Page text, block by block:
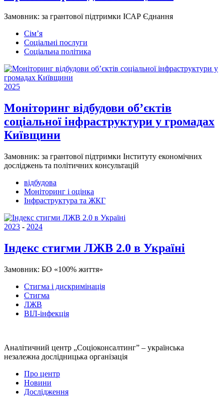
Замовник: за грантової підтримки ІСАР Єднання
Сім’я
Соціальні послуги
Соціальна політика
2025
Моніторинг відбудови об’єктів
соціальної інфраструктури у громадах
Київщини
Замовник: за грантової підтримки Інституту економічних
досліджень та політичних консультацій
відбудова
Моніторинг і оцінка
Інфраструктура та ЖКГ
2023 - 2024
Індекс стигми ЛЖВ 2.0 в Україні
Замовник: БО «100% життя»
Стигма і дискримінація
Стигма
ЛЖВ
ВІЛ-інфекція
Аналітичний центр „Соціоконсалтинг” – українська
незалежна дослідницька організація
Про центр
Новини
Дослідження